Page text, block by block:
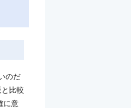
のだ
比較
に意